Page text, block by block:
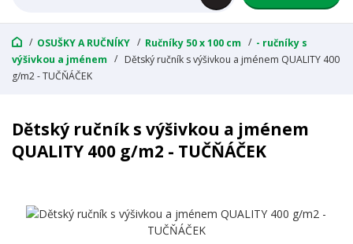
OSUŠKY A RUČNÍKY Ručníky 50 x 100 cm
- ručníky s
výšivkou a jménem
Dětský ručník s výšivkou a jménem QUALITY 400
g/m2 - TUČŇÁČEK
Dětský ručník s výšivkou a jménem
QUALITY 400 g/m2 - TUČŇÁČEK